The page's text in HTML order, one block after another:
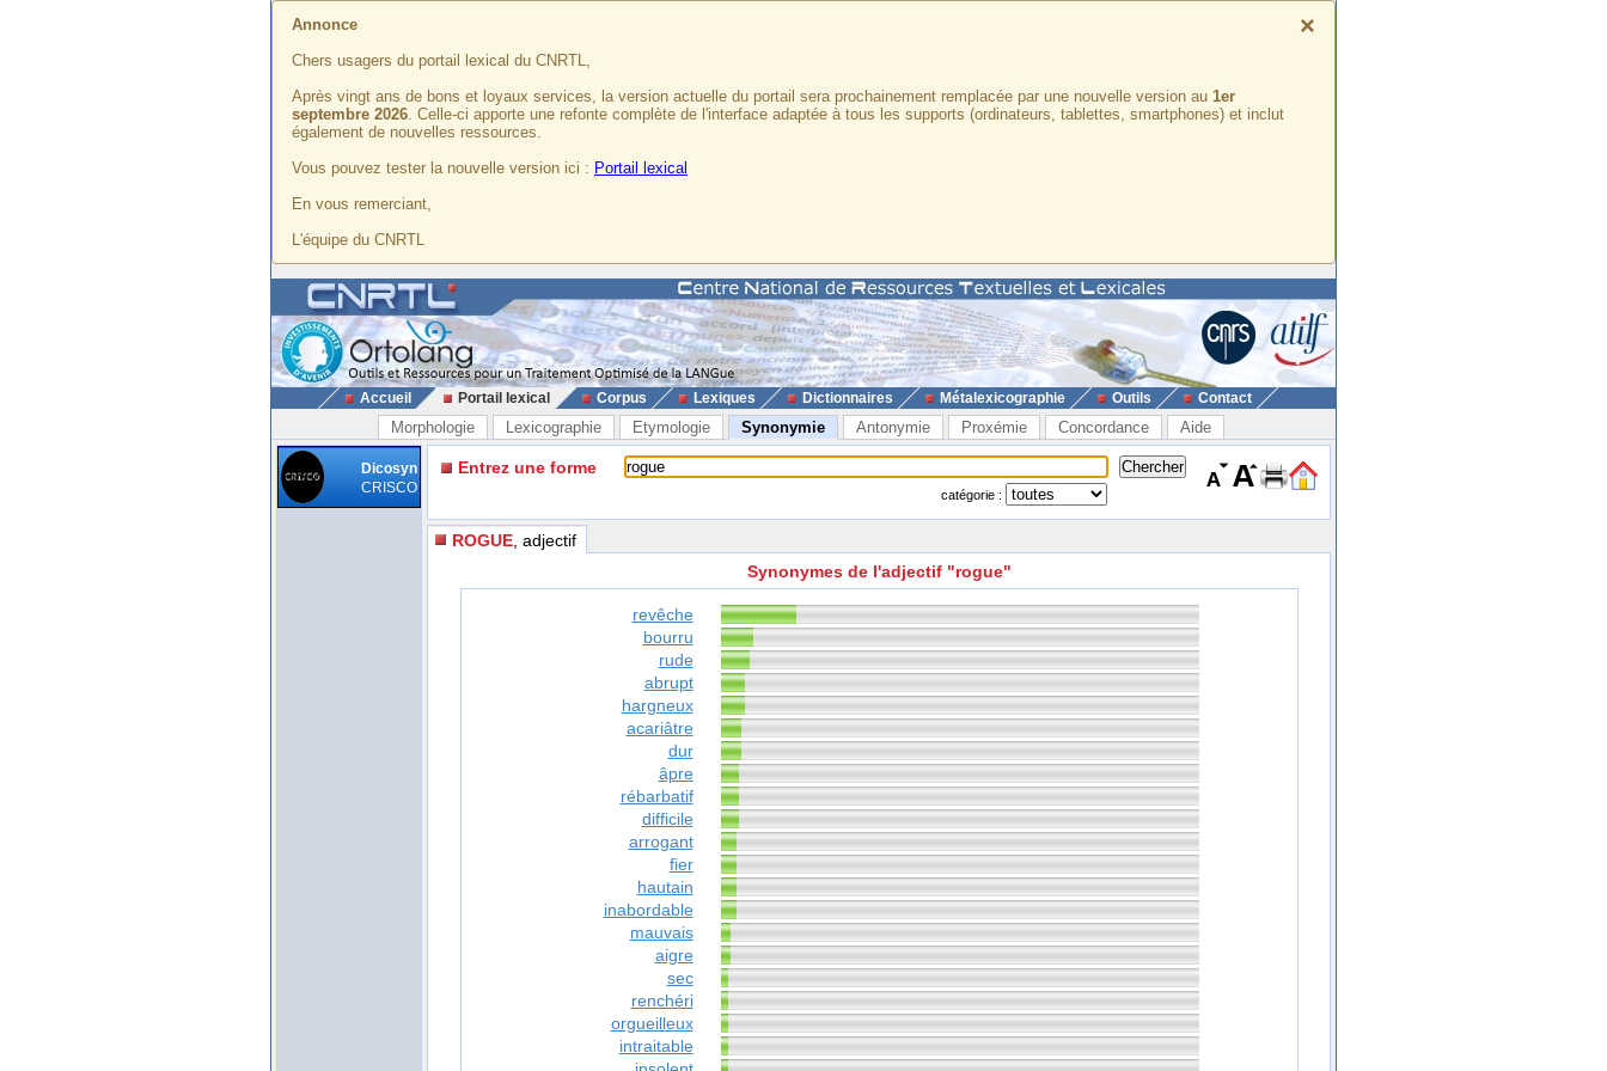
×
Annonce
Chers usagers du portail lexical du CNRTL,
Après vingt ans de bons et loyaux services, la version actuelle du portail sera prochainement remplacée par une nouvelle version au 1er
septembre 2026. Celle-ci apporte une refonte complète de l'interface adaptée à tous les supports (ordinateurs, tablettes, smartphones) et inclut
également de nouvelles ressources.
Vous pouvez tester la nouvelle version ici : Portail lexical
En vous remerciant,
L'équipe du CNRTL
Accueil Portail lexical Corpus Lexiques Dictionnaires Métalexicographie Outils Contact
Morphologie Lexicographie Etymologie Synonymie Antonymie Proxémie Concordance Aide
Dicosyn
CRISCO
Entrez une forme
catégorie :
ROGUE , adjectif
Synonymes de l'adjectif "rogue"
revêche
bourru
rude
abrupt
hargneux
acariâtre
dur
âpre
rébarbatif
difficile
arrogant
fier
hautain
inabordable
mauvais
aigre
sec
renchéri
orgueilleux
intraitable